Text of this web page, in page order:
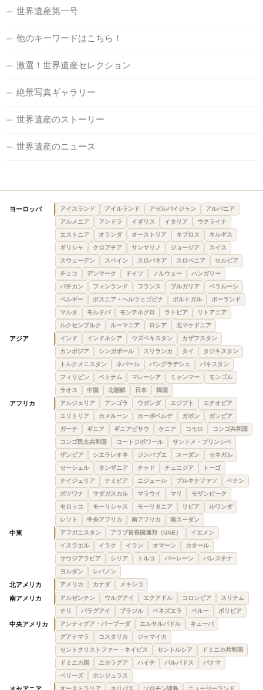
世界遺産第一号
他のキーワードはこちら！
激選！世界遺産セレクション
絶景写真ギャラリー
世界遺産のストーリー
世界遺産のニュース
ヨーロッパ アイスランド アイルランド アゼルバイジャン
アルバニア
アルメニア
アンドラ イギリス イタリア
ウクライナ
エストニア
オランダ オーストリア キプロス
キルギス
ギリシャ
クロアチア サンマリノ ジョージア
スイス
スウェーデン
スペイン スロバキア スロベニア
セルビア
チェコ
デンマーク ドイツ ノルウェー
ハンガリー
バチカン
フィンランド フランス ブルガリア
ベラルーシ
ベルギー
ボスニア・ヘルツェゴビナ ポルトガル
ポーランド
マルタ
モルドバ モンテネグロ ラトビア
リトアニア
ルクセンブルク
ルーマニア ロシア 北マケドニア
アジア インド インドネシア ウズベキスタン
カザフスタン
カンボジア
シンガポール スリランカ タイ
タジキスタン
トルクメニスタン
ネパール バングラデシュ
パキスタン
フィリピン
ベトナム マレーシア ミャンマー
モンゴル
ラオス
中国 北朝鮮 日本 韓国
アフリカ アルジェリア アンゴラ ウガンダ エジプト
エチオピア
エリトリア
カメルーン カーボベルデ ガボン
ガンビア
ガーナ
ギニア ギニアビサウ ケニア コモロ
コンゴ共和国
コンゴ民主共和国
コートジボワール
サントメ・プリンシペ
ザンビア
シエラレオネ ジンバブエ スーダン
セネガル
セーシェル
タンザニア チャド チュニジア
トーゴ
ナイジェリア
ナミビア ニジェール ブルキナファソ
ベナン
ボツワナ
マダガスカル マラウイ マリ
モザンビーク
モロッコ
モーリシャス モーリタニア リビア
ルワンダ
レソト
中央アフリカ 南アフリカ 南スーダン
中東 アフガニスタン アラブ首長国連邦（UAE）
イエメン
イスラエル
イラク イラン オマーン
カタール
サウジアラビア
シリア トルコ バーレーン
パレスチナ
ヨルダン
レバノン
北アメリカ アメリカ カナダ メキシコ
南アメリカ アルゼンチン ウルグアイ エクアドル コロンビア
スリナム
チリ
パラグアイ ブラジル ベネズエラ ペルー ボリビア
中央アメリカ アンティグア・バーブーダ エルサルバドル
キューバ
グアテマラ
コスタリカ
ジャマイカ
セントクリストファー・ネイビス
セントルシア
ドミニカ共和国
ドミニカ国
ニカラグア ハイチ バルバドス
パナマ
ベリーズ
ホンジュラス
オーストラリア キリバス ソロモン諸島 ニュージーランド